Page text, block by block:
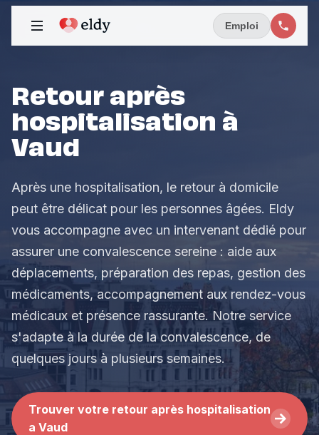
Emploi
Retour après
hospitalisation à
Vaud
Après une hospitalisation, le retour à domicile
peut être délicat pour les personnes âgées. Eldy
vous accompagne avec un intervenant dédié pour
assurer une convalescence sereine : aide aux
déplacements, préparation des repas, gestion des
médicaments, accompagnement aux rendez-vous
médicaux et présence rassurante. Notre service
s'adapte à la durée de la convalescence, de
quelques jours à plusieurs semaines.
Trouver votre retour après hospitalisation
a Vaud